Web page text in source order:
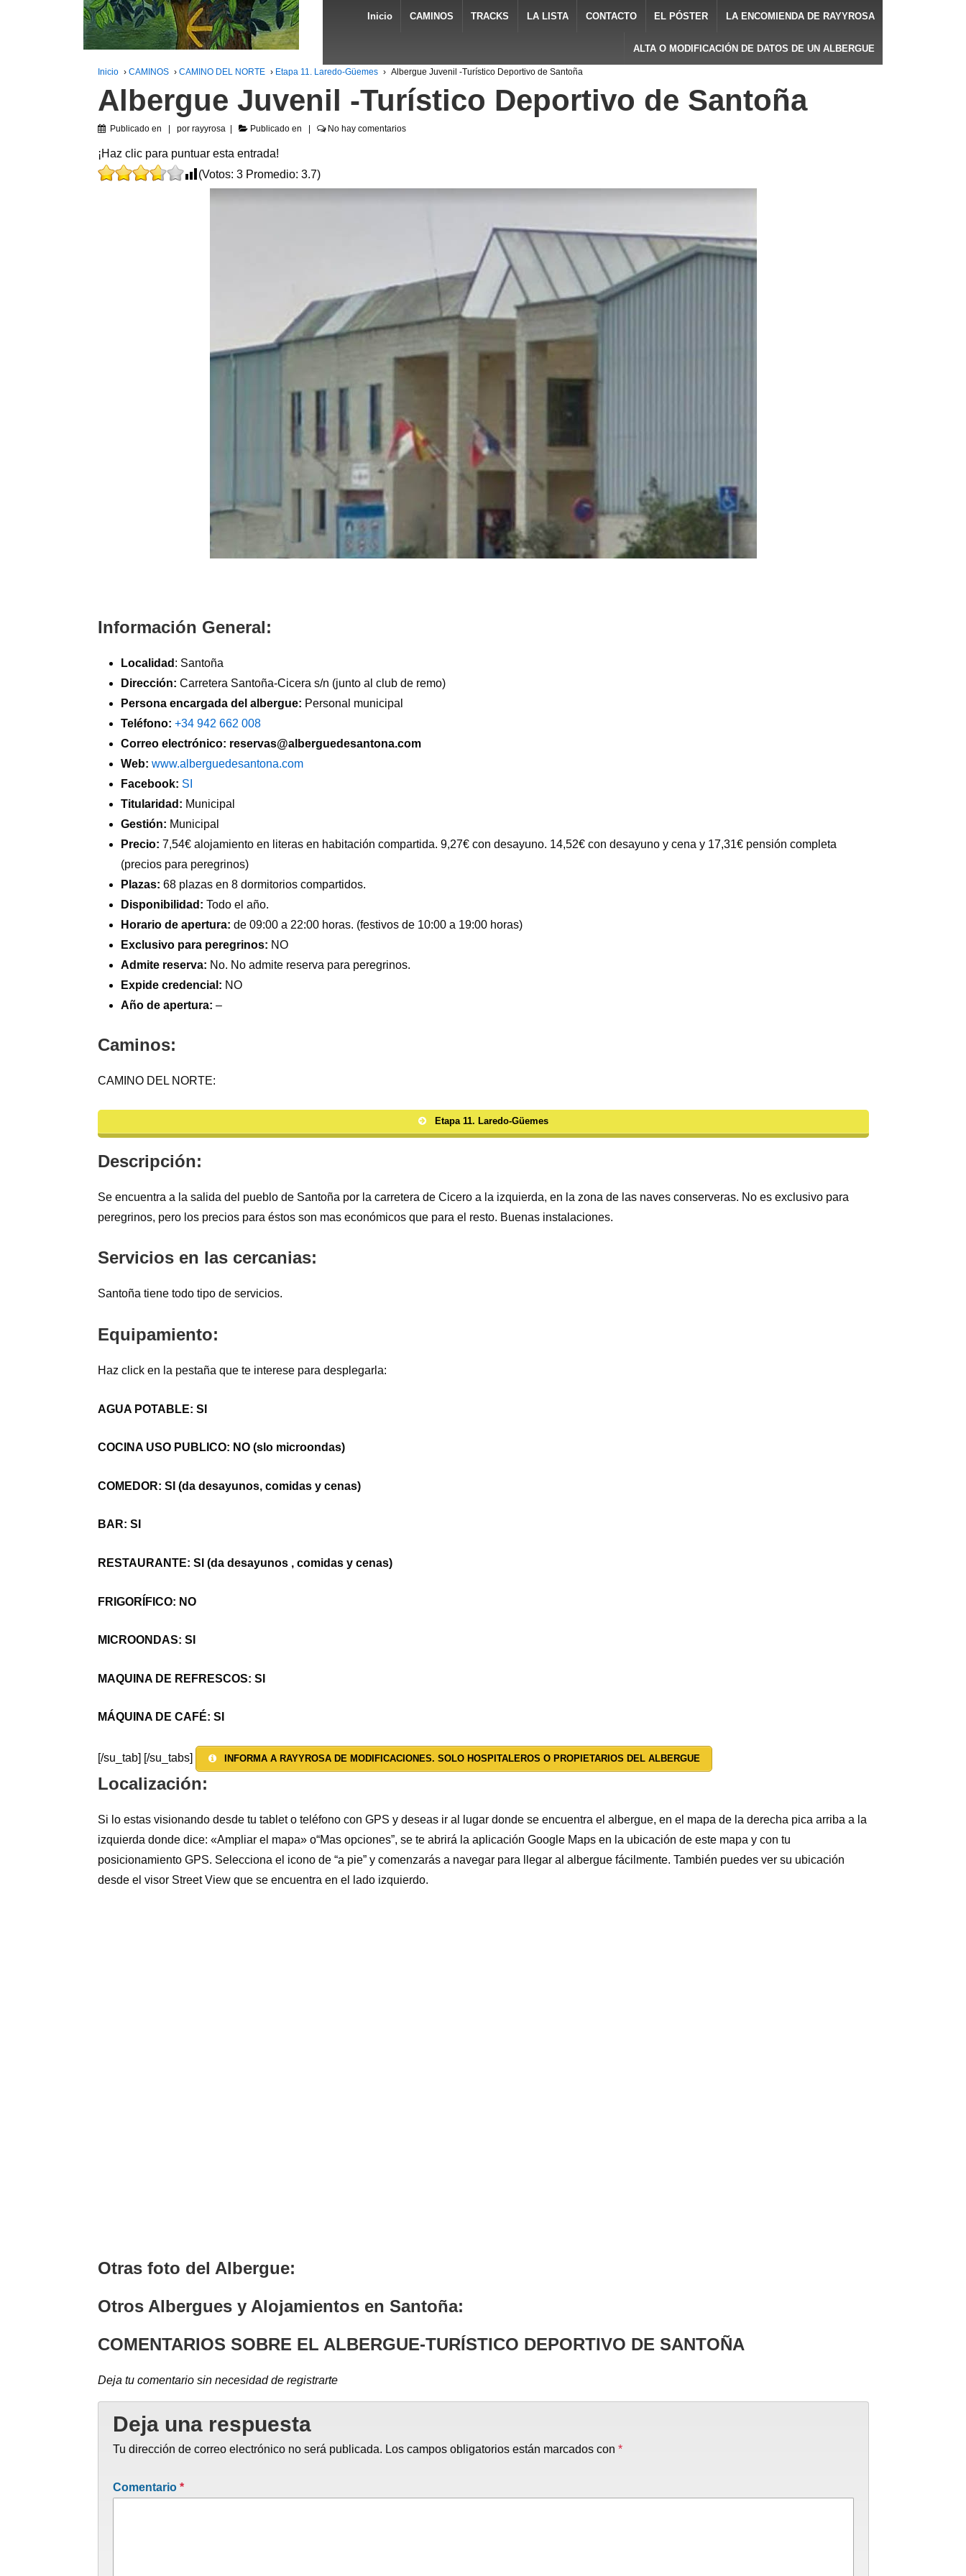
Inicio CAMINOS TRACKS LA LISTA CONTACTO EL PÓSTER LA ENCOMIENDA DE RAYYROSA
ALTA O MODIFICACIÓN DE DATOS DE UN ALBERGUE
Inicio › CAMINOS › CAMINO DEL NORTE › Etapa 11. Laredo-Güemes › Albergue Juvenil -Turístico Deportivo de Santoña
Albergue Juvenil -Turístico Deportivo de Santoña
Publicado en por rayyrosa Publicado en No hay comentarios
¡Haz clic para puntuar esta entrada!
(Votos: 3Promedio: 3.7)
Información General:
Localidad : Santoña
Dirección: Carretera Santoña-Cicera s/n (junto al club de remo)
Persona encargada del albergue: Personal municipal
Teléfono: +34 942 662 008
Correo electrónico: reservas@alberguedesantona.com
Web: www.alberguedesantona.com
Facebook: SI
Titularidad: Municipal
Gestión: Municipal
Precio: 7,54€ alojamiento en literas en habitación compartida. 9,27€ con desayuno. 14,52€ con desayuno y cena y 17,31€ pensión completa
(precios para peregrinos)
Plazas: 68 plazas en 8 dormitorios compartidos.
Disponibilidad: Todo el año.
Horario de apertura: de 09:00 a 22:00 horas. (festivos de 10:00 a 19:00 horas)
Exclusivo para peregrinos: NO
Admite reserva: No. No admite reserva para peregrinos.
Expide credencial: NO
Año de apertura: –
Caminos:
CAMINO DEL NORTE:
Etapa 11. Laredo-Güemes
Descripción:
Se encuentra a la salida del pueblo de Santoña por la carretera de Cicero a la izquierda, en la zona de las naves conserveras. No es exclusivo para
peregrinos, pero los precios para éstos son mas económicos que para el resto. Buenas instalaciones.
Servicios en las cercanias:
Santoña tiene todo tipo de servicios.
Equipamiento:
Haz click en la pestaña que te interese para desplegarla:
AGUA POTABLE: SI
COCINA USO PUBLICO: NO (slo microondas)
COMEDOR: SI (da desayunos, comidas y cenas)
BAR: SI
RESTAURANTE: SI (da desayunos , comidas y cenas)
FRIGORÍFICO: NO
MICROONDAS: SI
MAQUINA DE REFRESCOS: SI
MÁQUINA DE CAFÉ: SI
[/su_tab] [/su_tabs] INFORMA A RAYYROSA DE MODIFICACIONES. SOLO HOSPITALEROS O PROPIETARIOS DEL ALBERGUE
Localización:
Si lo estas visionando desde tu tablet o teléfono con GPS y deseas ir al lugar donde se encuentra el albergue, en el mapa de la derecha pica arriba a la
izquierda donde dice: «Ampliar el mapa» o“Mas opciones”, se te abrirá la aplicación Google Maps en la ubicación de este mapa y con tu
posicionamiento GPS. Selecciona el icono de “a pie” y comenzarás a navegar para llegar al albergue fácilmente. También puedes ver su ubicación
desde el visor Street View que se encuentra en el lado izquierdo.
Otras foto del Albergue:
Otros Albergues y Alojamientos en Santoña:
COMENTARIOS SOBRE EL ALBERGUE-TURÍSTICO DEPORTIVO DE SANTOÑA
Deja tu comentario sin necesidad de registrarte
Deja una respuesta
Tu dirección de correo electrónico no será publicada. Los campos obligatorios están marcados con *
Comentario *